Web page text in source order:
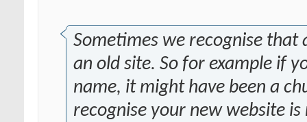
Sometimes we recognise
an old site. So for example if
name, it might have been a
recognise your new website